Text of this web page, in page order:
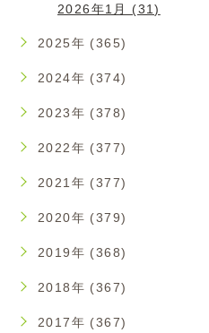
2026年1月 (31)
2025年 (365)
2024年 (374)
2023年 (378)
2022年 (377)
2021年 (377)
2020年 (379)
2019年 (368)
2018年 (367)
2017年 (367)